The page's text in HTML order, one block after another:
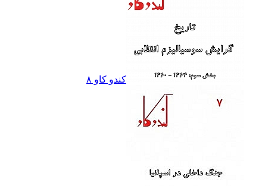
کندو کاو ٨